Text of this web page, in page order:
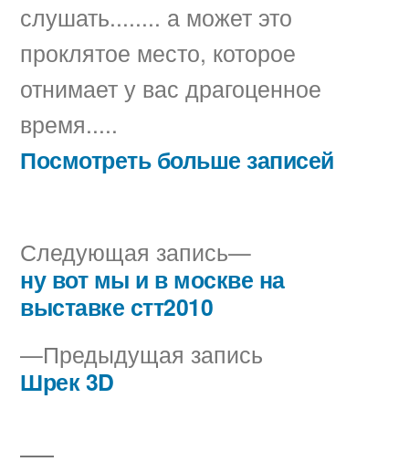
слушать........ а может это
проклятое место, которое
отнимает у вас драгоценное
время.....
Посмотреть больше записей
Навигация
записям
Предыдущая запись
Шрек 3D
Следующая запись
Следующая
запись:
ну вот мы и в москве на
выставке стт2010